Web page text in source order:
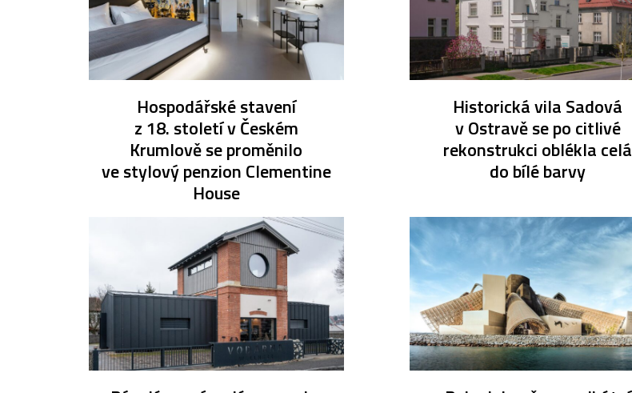
Hospodářské stavení
z 18. století v Českém
Krumlově se proměnilo
ve stylový penzion Clementine
House
Historická vila Sadová
v Ostravě se po citlivé
rekonstrukci oblékla celá
do bílé barvy